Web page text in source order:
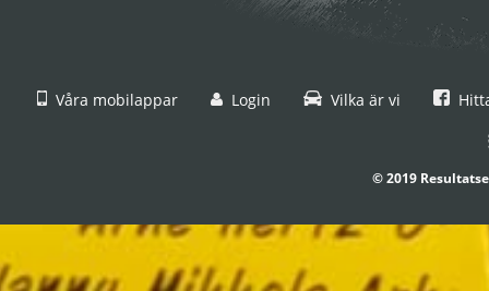
Våra mobilappar Login Vilka är vi
© 2019